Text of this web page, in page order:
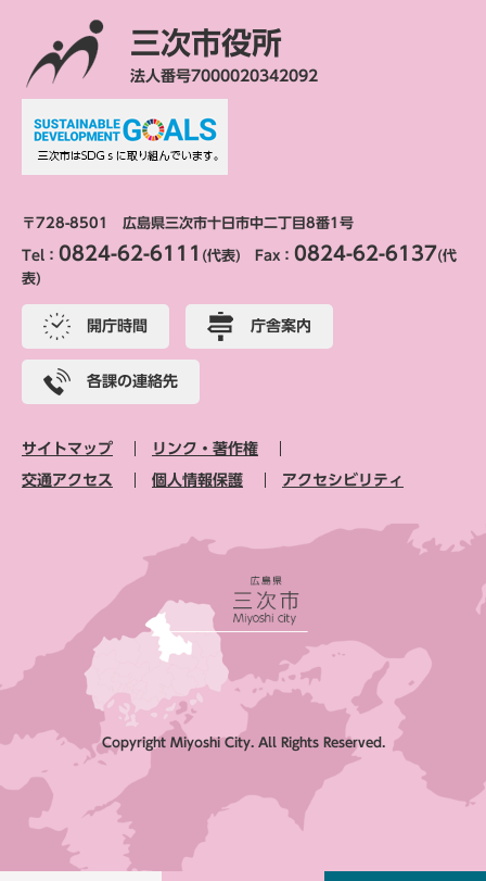
三次市役所
法人番号7000020342092
〒728-8501 広島県三次市十日市中二丁目8番1号
Tel： 0824-62-6111 (代表) Fax： 0824-62-6137(代
表)
開庁時間 庁舎案内
各課の連絡先
サイトマップ リンク・著作権
交通アクセス 個人情報保護 アクセシビリティ
Copyright Miyoshi City. All Rights Reserved.